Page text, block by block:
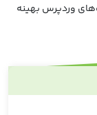
وردپرس بهینه